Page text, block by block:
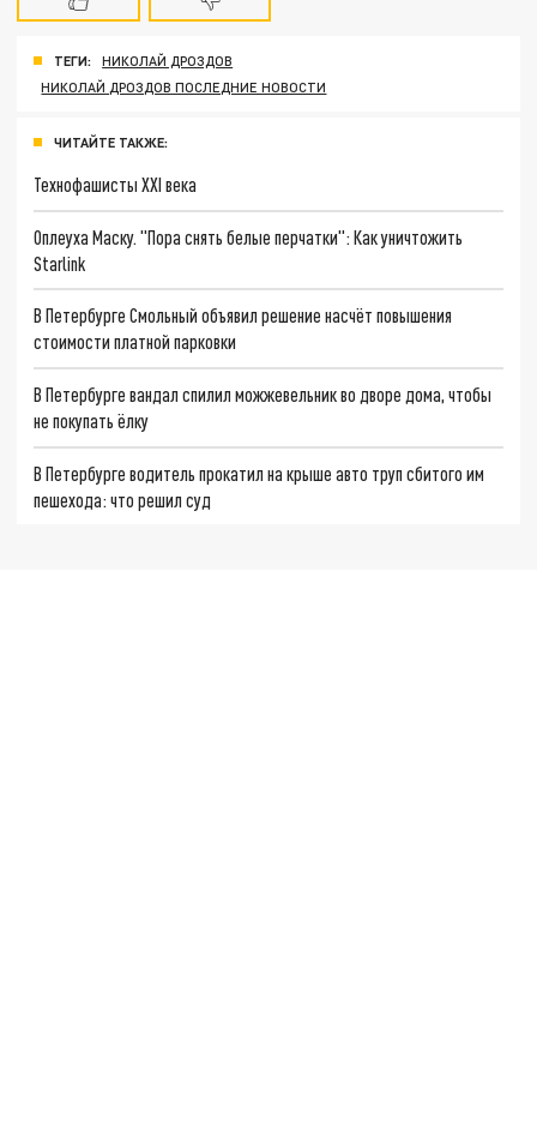
ТЕГИ:
НИКОЛАЙ ДРОЗДОВ
НИКОЛАЙ ДРОЗДОВ ПОСЛЕДНИЕ НОВОСТИ
ЧИТАЙТЕ ТАКЖЕ:
Технофашисты XXI века
Оплеуха Маску. "Пора снять белые перчатки": Как уничтожить
Starlink
В Петербурге Смольный объявил решение насчёт повышения
стоимости платной парковки
В Петербурге вандал спилил можжевельник во дворе дома, чтобы
не покупать ёлку
В Петербурге водитель прокатил на крыше авто труп сбитого им
пешехода: что решил суд